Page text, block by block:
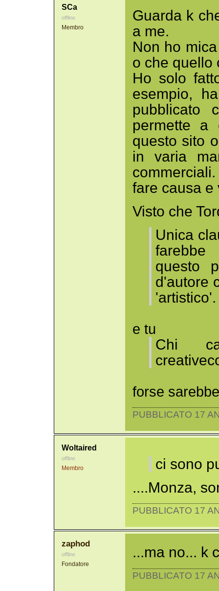
SCa
offline
Membro
Guarda k
a me.
Non ho
o che quello
Ho solo
esempio,
pubblicato
permette a
questo sito
in varia
fare causa e
Visto che
Unica
questo
d'autore
'artistico'.
e tu
Chi
forse
PUBBLICATO 17
Woltaired
offline
Membro
ci sono
....Monza,
PUBBLICATO 17
zaphod
offline
Fondatore
...ma no... k
PUBBLICATO 17